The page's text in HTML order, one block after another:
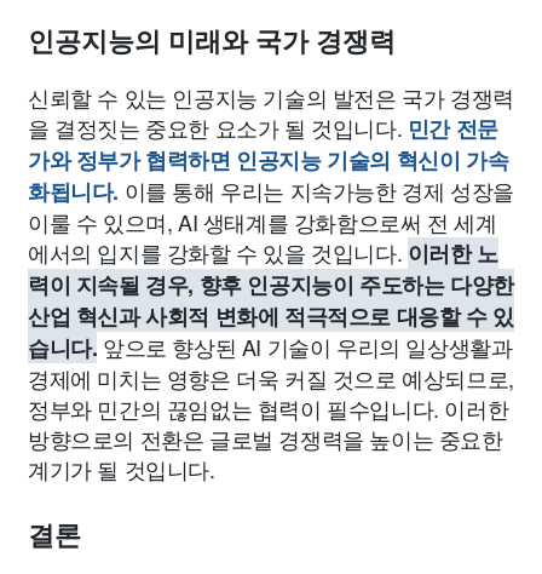
인공지능의 미래와 국가 경쟁력
신뢰할 수 있는 인공지능 기술의 발전은 국가 경쟁력
을 결정짓는 중요한 요소가 될 것입니다. 민간 전문
가와 정부가 협력하면 인공지능 기술의 혁신이 가속
화됩니다. 이를 통해 우리는 지속가능한 경제 성장을
이룰 수 있으며, AI 생태계를 강화함으로써 전 세계
에서의 입지를 강화할 수 있을 것입니다. 이러한 노
력이 지속될 경우, 향후 인공지능이 주도하는 다양한
산업 혁신과 사회적 변화에 적극적으로 대응할 수 있
습니다. 앞으로 향상된 AI 기술이 우리의 일상생활과
경제에 미치는 영향은 더욱 커질 것으로 예상되므로,
정부와 민간의 끊임없는 협력이 필수입니다. 이러한
방향으로의 전환은 글로벌 경쟁력을 높이는 중요한
계기가 될 것입니다.
결론